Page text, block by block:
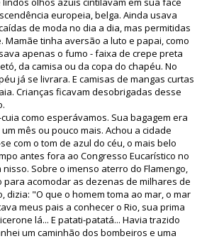
europeia, belga. Ainda usava
de moda no dia a dia, mas permitidas
Mamãe tinha aversão a luto e papai, como
apenas o fumo - faixa de crepe preta
da camisa ou da copa do chapéu. No
já se livrara. E camisas de mangas curtas
Crianças ficavam desobrigadas desse
como esperávamos. Sua bagagem era
mês ou pouco mais. Achou a cidade
com o tom de azul do céu, o mais belo
antes fora ao Congresso Eucarístico no
Sobre o imenso aterro do Flamengo,
acomodar as dezenas de milhares de
dizia: "O que o homem toma ao mar, o mar
meus pais a conhecer o Rio, sua prima
lá... E patati-patatá... Havia trazido
um caminhão dos bombeiros e uma